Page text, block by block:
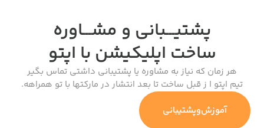
پشتیـــبانی و مشـــاوره
ساخت اپلیکیشن با اپتو
هر زمان که نیاز به مشاوره یا پشتیبانی داشتی تماس بگیر
تیم اپتو ا ز قبل ساخت تا بعد انتشار در مارکتها با تو همراهه.
آموزش‌وپشتیبانی